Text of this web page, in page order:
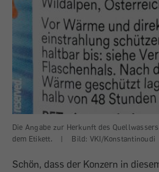
Die Angabe zur Herkunft des
dem Etikett.
| Bild: VKI/Konstantinoudi
Schön, dass der Konzern in